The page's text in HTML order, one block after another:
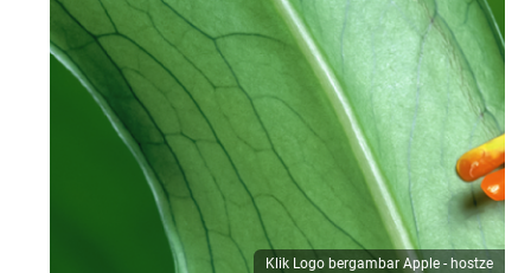
Klik Logo bergambar Apple - hostze